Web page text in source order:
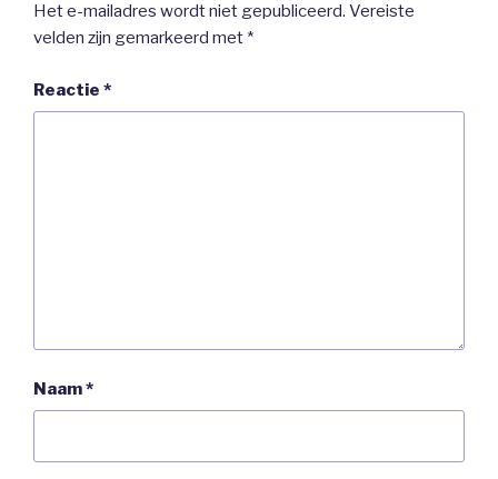
Het e-mailadres wordt niet gepubliceerd. Vereiste
velden zijn gemarkeerd met *
Reactie *
Naam*